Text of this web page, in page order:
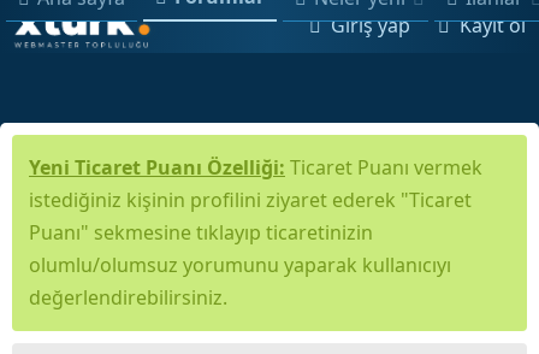
Giriş yap Kayıt ol
Yeni Ticaret Puanı Özelliği: Ticaret Puanı vermek
istediğiniz kişinin profilini ziyaret ederek "Ticaret
Puanı" sekmesine tıklayıp ticaretinizin
olumlu/olumsuz yorumunu yaparak kullanıcıyı
değerlendirebilirsiniz.